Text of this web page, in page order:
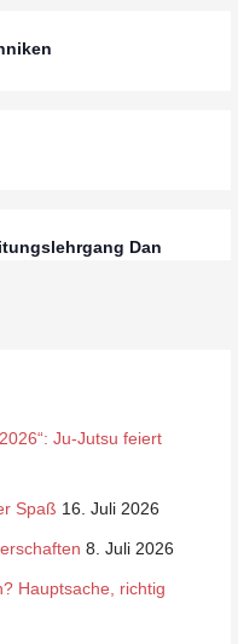
Dan
Ju-Jutsu feiert
Spaß 16. Juli 2026
8. Juli 2026
Hauptsache, richtig